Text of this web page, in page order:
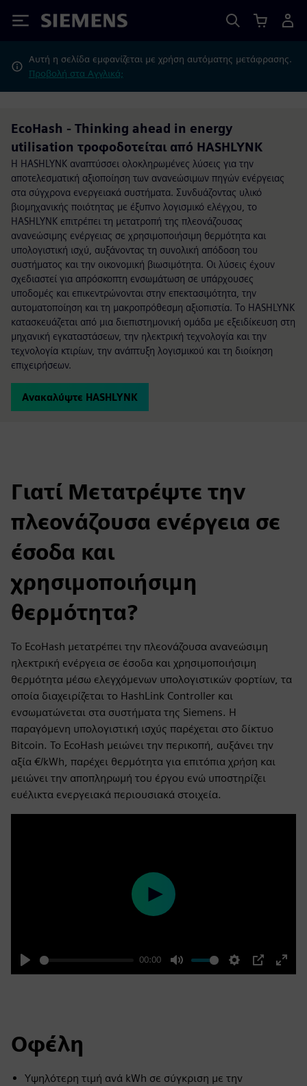
Siemens
Αυτή η σελίδα εμφανίζεται με χρήση αυτόματης μετάφρασης.
Προβολή στα Αγγλικά;
EcoHash - Thinking ahead in energy
utilisation τροφοδοτείται από HASHLYNK
Η HASHLYNK αναπτύσσει ολοκληρωμένες λύσεις για την
αποτελεσματική αξιοποίηση των ανανεώσιμων πηγών ενέργειας
στα σύγχρονα ενεργειακά συστήματα. Συνδυάζοντας υλικό
βιομηχανικής ποιότητας με έξυπνο λογισμικό ελέγχου, το
HASHLYNK επιτρέπει τη μετατροπή της πλεονάζουσας
ανανεώσιμης ενέργειας σε χρησιμοποιήσιμη θερμότητα και
υπολογιστική ισχύ, αυξάνοντας τη συνολική απόδοση του
συστήματος και την οικονομική βιωσιμότητα. Οι λύσεις έχουν
σχεδιαστεί για απρόσκοπτη ενσωμάτωση σε υπάρχουσες
υποδομές και επικεντρώνονται στην επεκτασιμότητα, την
αυτοματοποίηση και τη μακροπρόθεσμη αξιοπιστία. Το HASHLYNK
κατασκευάζεται από μια διεπιστημονική ομάδα με εξειδίκευση στη
μηχανική εγκαταστάσεων, την ηλεκτρική τεχνολογία και την
τεχνολογία κτιρίων, την ανάπτυξη λογισμικού και τη διοίκηση
επιχειρήσεων.
Ανακαλύψτε HASHLYNK
Γιατί Μετατρέψτε την
πλεονάζουσα ενέργεια σε
έσοδα και
χρησιμοποιήσιμη
θερμότητα?
Το EcoHash μετατρέπει την πλεονάζουσα ανανεώσιμη
ηλεκτρική ενέργεια σε έσοδα και χρησιμοποιήσιμη
θερμότητα μέσω ελεγχόμενων υπολογιστικών φορτίων, τα
οποία διαχειρίζεται το HashLink Controller και
ενσωματώνεται στα συστήματα της Siemens. Η
παραγόμενη υπολογιστική ισχύς παρέχεται στο δίκτυο
Bitcoin. Το EcoHash μειώνει την περικοπή, αυξάνει την
αξία €/kWh, παρέχει θερμότητα για επιτόπια χρήση και
μειώνει την αποπληρωμή του έργου ενώ υποστηρίζει
ευέλικτα ενεργειακά περιουσιακά στοιχεία.
Play
00:00
Mute Settings
PIP
Enter
Play
Οφέλη
Υψηλότερη τιμή ανά kWh σε σύγκριση με την